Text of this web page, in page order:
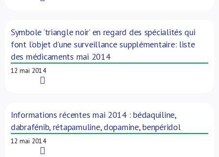
Symbole ‘triangle noir’ en regard des spécialités qui
font l’objet d’une surveillance supplémentaire: liste
des médicaments mai 2014
12 mai 2014
Informations récentes mai 2014 : bédaquiline,
dabrafénib, rétapamuline, dopamine, benpéridol
12 mai 2014